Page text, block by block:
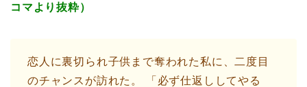
コマより抜粋）
恋人に裏切られ子供まで奪われた私に、二度目
のチャンスが訪れた。 「必ず仕返ししてやる